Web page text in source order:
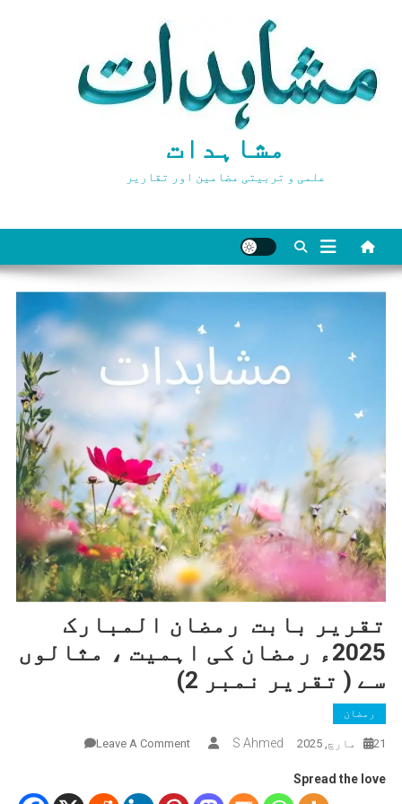
مشاہدات
علمی و تربیتی مضامین اور تقاریر
تقریر بابت رمضان المبارک
2025ء رمضان کی اہمیت ، مثالوں
سے ( تقریر نمبر 2)
رمضان
21 مارچ, 2025 S Ahmed
Leave A Comment
Spread the love